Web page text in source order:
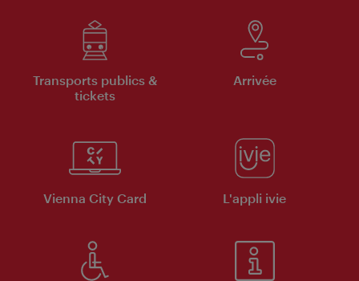
Transports publics &
tickets
Arrivée
Vienna City Card L'appli ivie